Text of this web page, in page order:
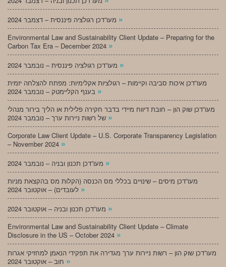
»
Environmental Law and Sustainability Client Update – Preparing for the
Carbon Tax Era – December 2024 »
»
מעו”דכן איכות סביבה וקיימות – רגולציות אקלימיות: מפתח להצלחה יזמית
»
מעו”דכן שוק הון – חובת דיווח מיידי בדבר חקירה פלילית או הליך בירור מנהלי
»
Corporate Law Client Update – U.S. Corporate Transparency Legislation
– November 2024 »
»
מעו”דכן מיסים – שינויים בכללי מס הכנסה (הקלות מס בהקצאת מניות
»
»
Environmental Law and Sustainability Client Update – Climate
Disclosure in the US – October 2024 »
מעו”דכן שוק הון – רשות ניירות ערך מגדירה את תפקידי הנאמן למחזיקי אגרות
»